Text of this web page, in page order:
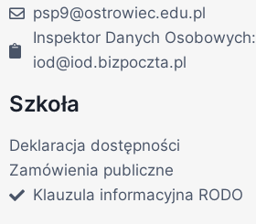
psp9@ostrowiec.edu.pl
Inspektor Danych Osobowych:
iod@iod.bizpoczta.pl
Szkoła
Deklaracja dostępności
Zamówienia publiczne
Klauzula informacyjna RODO